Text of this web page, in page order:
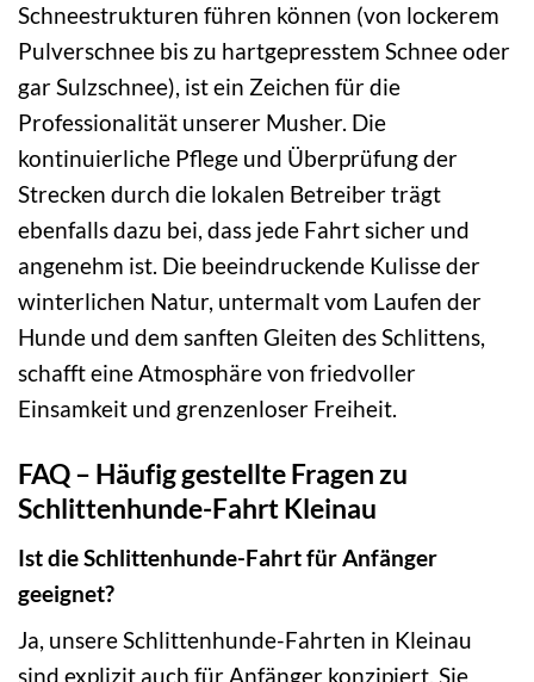
Schneestrukturen führen können (von lockerem
Pulverschnee bis zu hartgepresstem Schnee oder
gar Sulzschnee), ist ein Zeichen für die
Professionalität unserer Musher. Die
kontinuierliche Pflege und Überprüfung der
Strecken durch die lokalen Betreiber trägt
ebenfalls dazu bei, dass jede Fahrt sicher und
angenehm ist. Die beeindruckende Kulisse der
winterlichen Natur, untermalt vom Laufen der
Hunde und dem sanften Gleiten des Schlittens,
schafft eine Atmosphäre von friedvoller
Einsamkeit und grenzenloser Freiheit.
FAQ – Häufig gestellte Fragen zu
Schlittenhunde-Fahrt Kleinau
Ist die Schlittenhunde-Fahrt für Anfänger
geeignet?
Ja, unsere Schlittenhunde-Fahrten in Kleinau
sind explizit auch für Anfänger konzipiert. Sie